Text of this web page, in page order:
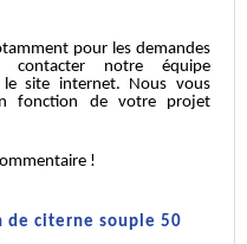
pour les demandes
contacter notre équipe
le site internet. Nous vous
fonction de votre projet
!
de citerne souple 50